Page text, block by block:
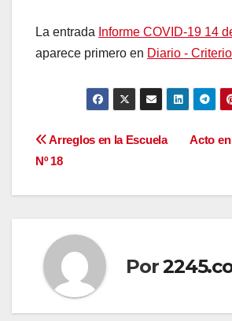
La entrada Informe COVID-19 14
aparece primero en Diario -
Navegación
Acto en
Arreglos en la Escuela
Nº 18
Por